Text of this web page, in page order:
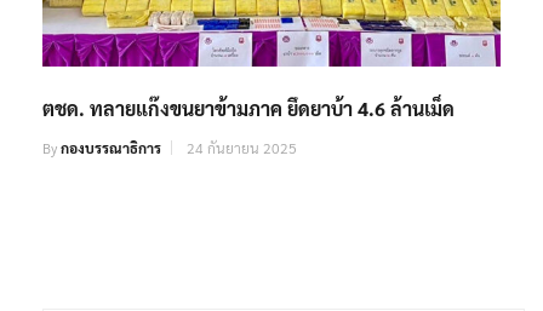
ตชด. ทลายแก๊งขนยาข้ามภาค ยึดยาบ้า 4.6 ล้านเม็ด
Byกองบรรณาธิการ 24 กันยายน 2025